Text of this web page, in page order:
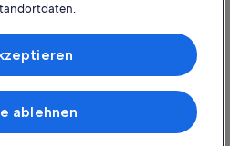
der Expedia Group. Alle Rechte
Logo sind Handelsmarken oder
auf Informationen auf einem
Werbung und Inhalte, Messung
Performance von Inhalten,
ablehnen